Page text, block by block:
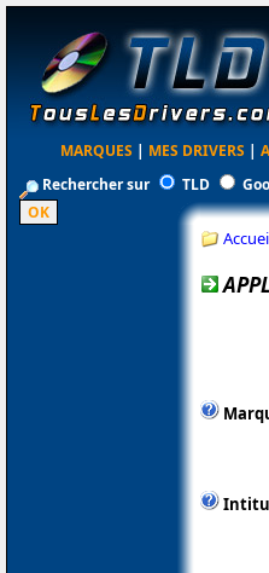
MARQUES | MES DRIVERS |
Rechercher sur
TLD